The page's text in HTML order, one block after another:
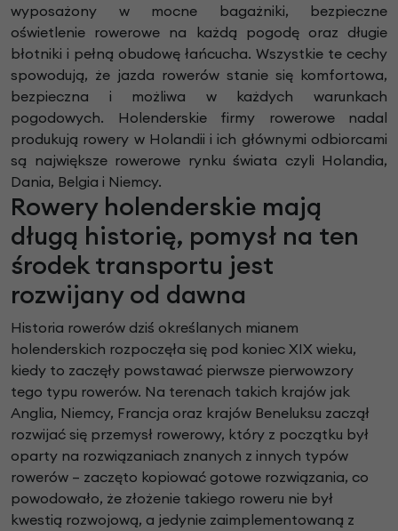
wyposażony w mocne bagażniki, bezpieczne
oświetlenie rowerowe na każdą pogodę oraz długie
błotniki i pełną obudowę łańcucha. Wszystkie te cechy
spowodują, że jazda rowerów stanie się komfortowa,
bezpieczna i możliwa w każdych warunkach
pogodowych. Holenderskie firmy rowerowe nadal
produkują rowery w Holandii i ich głównymi odbiorcami
są największe rowerowe rynku świata czyli Holandia,
Dania, Belgia i Niemcy.
Rowery holenderskie mają
długą historię, pomysł na ten
środek transportu jest
rozwijany od dawna
Historia rowerów dziś określanych mianem
holenderskich rozpoczęła się pod koniec XIX wieku,
kiedy to zaczęły powstawać pierwsze pierwowzory
tego typu rowerów. Na terenach takich krajów jak
Anglia, Niemcy, Francja oraz krajów Beneluksu zaczął
rozwijać się przemysł rowerowy, który z początku był
oparty na rozwiązaniach znanych z innych typów
rowerów – zaczęto kopiować gotowe rozwiązania, co
powodowało, że złożenie takiego roweru nie był
kwestią rozwojową, a jedynie zaimplementowaną z